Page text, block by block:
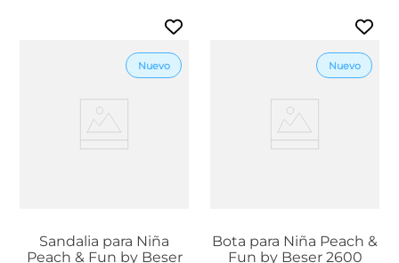
Sandalia para Niña
Peach & Fun by Beser
Bota para Niña Peach &
Fun by Beser 2600